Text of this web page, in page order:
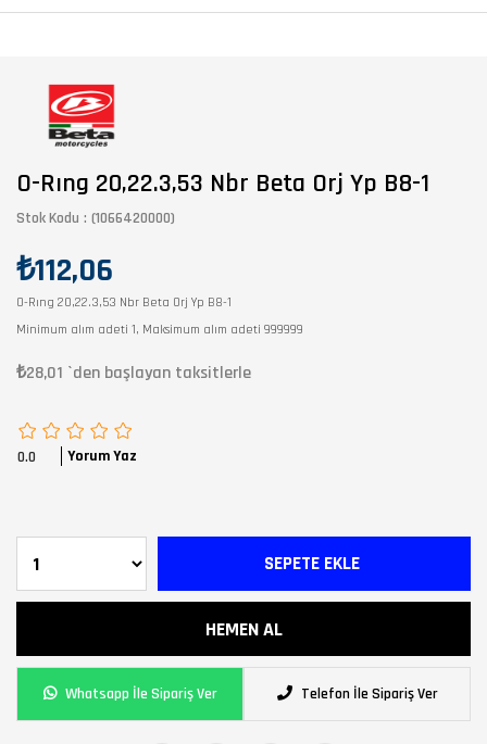
O-Rıng 20,22.3,53 Nbr Beta Orj Yp B8-1
Stok Kodu (1066420000)
₺112,06
O-Rıng 20,22.3,53 Nbr Beta Orj Yp B8-1
Minimum alım adeti 1, Maksimum alım adeti 999999
₺28,01 `den başlayan taksitlerle
0.0 Yorum Yaz
Whatsapp İle Sipariş Ver Telefon İle Sipariş Ver